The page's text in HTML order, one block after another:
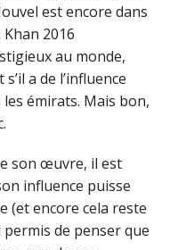
est encore dans
2016
au monde,
a de l’influence
émirats. Mais bon,
son œuvre, il est
influence puisse
(et encore cela reste
de penser que